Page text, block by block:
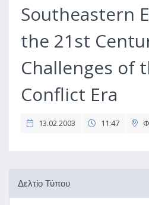
Southeastern
the 21st
Challenges of
Conflict Era
13.02.2003 11:47
Δελτίο Τύπου